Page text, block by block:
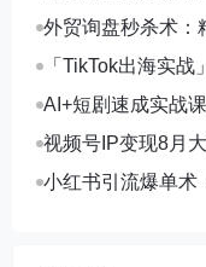
交，系统化SOP提
外贸询盘秒杀术：
月询盘转化率提升
「TikTok出海实
单月变现10万+秘籍
AI+短剧速成实战
现，单部剧收益破
视频号IP变现8月
取+合规运营+商业
小红书引流爆单术